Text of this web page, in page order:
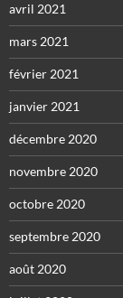
avril 2021
mars 2021
février 2021
janvier 2021
décembre 2020
novembre 2020
octobre 2020
septembre 2020
août 2020